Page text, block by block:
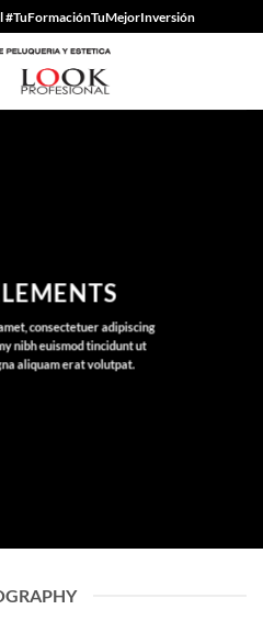
#TuFormaciónTuMejorInversión
consectetuer adipiscing
nibh euismod tincidunt ut
aliquam erat volutpat.